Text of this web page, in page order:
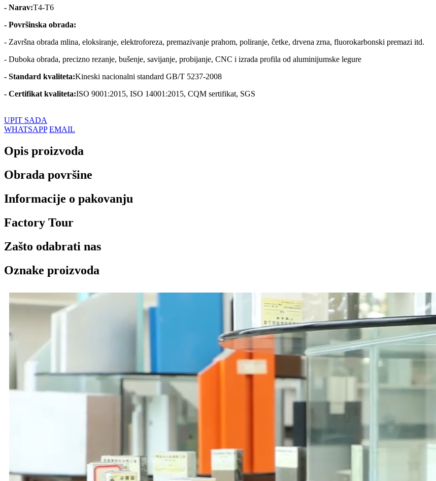
- Narav:T4-T6
- Površinska obrada:
- Završna obrada mlina, eloksiranje, elektroforeza, premazivanje prahom, poliranje, četke, drvena zrna, fluorokarbonski premazi itd.
- Duboka obrada, precizno rezanje, bušenje, savijanje, probijanje, CNC i izrada profila od aluminijumske legure
- Standard kvaliteta:Kineski nacionalni standard GB/T 5237-2008
- Certifikat kvaliteta:ISO 9001:2015, ISO 14001:2015, CQM sertifikat, SGS
UPIT SADA
WHATSAPP EMAIL
Opis proizvoda
Obrada površine
Informacije o pakovanju
Factory Tour
Zašto odabrati nas
Oznake proizvoda